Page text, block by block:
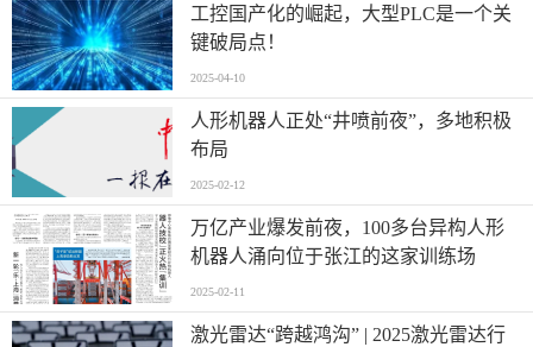
工控国产化的崛起，大型PLC是一个关
键破局点！
2025-04-10
人形机器人正处“井喷前夜”，多地积极
布局
2025-02-12
万亿产业爆发前夜，100多台异构人形
机器人涌向位于张江的这家训练场
2025-02-11
激光雷达“跨越鸿沟” | 2025激光雷达行